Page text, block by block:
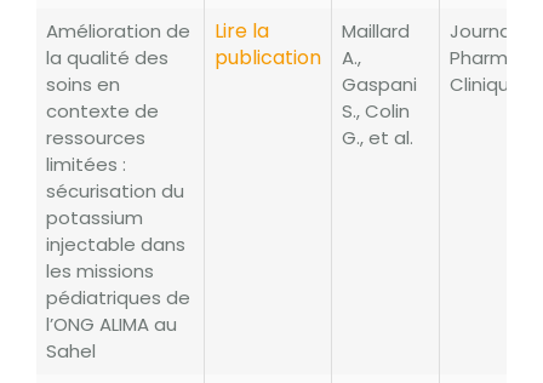
Amélioration de
la qualité des
soins en
contexte de
ressources
limitées :
sécurisation du
potassium
injectable dans
les missions
pédiatriques de
l’ONG ALIMA au
Sahel
Lire la
publication
Maillard
A.,
Gaspani
S., Colin
G., et al.
Journal de
Clinique